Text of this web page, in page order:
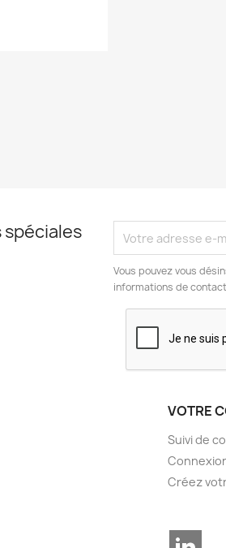
Vous pouvez vous
informations de
VOTRE
Suivi de
Créez